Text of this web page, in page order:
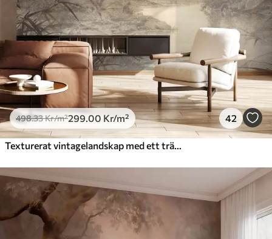
498.33Kr/m²299 .00 Kr/m² 42